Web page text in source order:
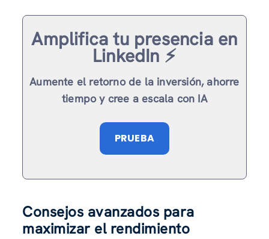
Amplifica tu presencia en
LinkedIn ⚡️
Aumente el retorno de la inversión, ahorre
tiempo y cree a escala con IA
PRUEBA
Consejos avanzados para
maximizar el rendimiento